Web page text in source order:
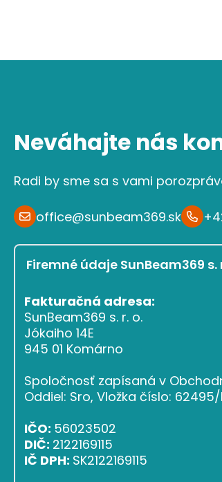
Neváhajte nás
Radi by sme sa s vami
office@sunbeam369.sk
Firemné údaje SunBeam369 s.
Fakturačná adresa:
SunBeam369 s. r. o.
Jókaiho 14E
945 01 Komárno
Spoločnosť zapísaná v
Oddiel: Sro, Vložka číslo: 62495/
IČO: 56023502
DIČ: 2122169115
IČ DPH: SK2122169115